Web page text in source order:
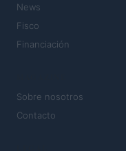
News
Fisco
Financiación
Sobre nosotros
Contacto